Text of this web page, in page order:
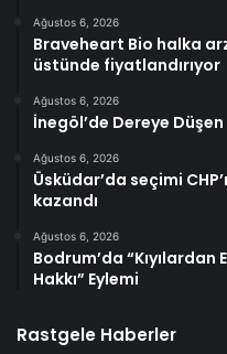
Ağustos 6, 2026
Braveheart Bio halka
üstünde fiyatlandırıyor
Ağustos 6, 2026
İnegöl’de Dereye
Ağustos 6, 2026
Üsküdar’da seçimi
kazandı
Ağustos 6, 2026
Bodrum’da
Hakkı” Eylemi
Rastgele Haberler